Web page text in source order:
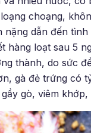
choạng,
nặng dẫn đến tình
hàng loạt sau 5
thành, do sức
gà đẻ trứng có
gò, viêm khớp,